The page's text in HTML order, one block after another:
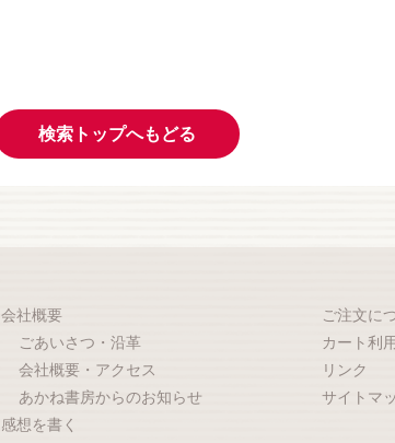
検索トップへもどる
会社概要
ごあいさつ・沿革
会社概要・アクセス
あかね書房からのお知らせ
感想を書く
ご注文に
カート利
リンク
サイトマ